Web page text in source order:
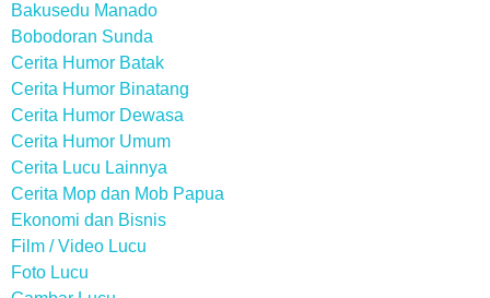
Bakusedu Manado
Bobodoran Sunda
Cerita Humor Batak
Cerita Humor Binatang
Cerita Humor Dewasa
Cerita Humor Umum
Cerita Lucu Lainnya
Cerita Mop dan Mob Papua
Ekonomi dan Bisnis
Film / Video Lucu
Foto Lucu